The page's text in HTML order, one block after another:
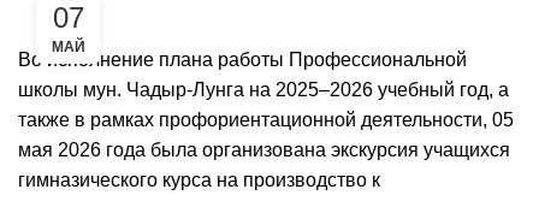
07
МАЙ
Во исполнение плана работы Профессиональной
школы мун. Чадыр-Лунга на 2025–2026 учебный год, а
также в рамках профориентационной деятельности, 05
мая 2026 года была организована экскурсия учащихся
гимназического курса на производство к